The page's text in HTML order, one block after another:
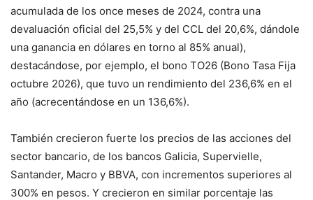
acumulada de los once meses de 2024, contra una
devaluación oficial del 25,5% y del CCL del 20,6%, dándole
una ganancia en dólares en torno al 85% anual),
destacándose, por ejemplo, el bono TO26 (Bono Tasa Fija
octubre 2026), que tuvo un rendimiento del 236,6% en el
año (acrecentándose en un 136,6%).
También crecieron fuerte los precios de las acciones del
sector bancario, de los bancos Galicia, Supervielle,
Santander, Macro y BBVA, con incrementos superiores al
300% en pesos. Y crecieron en similar porcentaje las